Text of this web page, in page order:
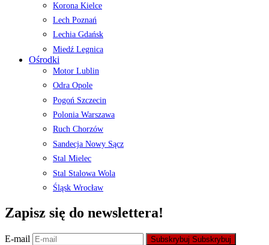
Korona Kielce
Lech Poznań
Lechia Gdańsk
Miedź Legnica
Ośrodki
Motor Lublin
Odra Opole
Pogoń Szczecin
Polonia Warszawa
Ruch Chorzów
Sandecja Nowy Sącz
Stal Mielec
Stal Stalowa Wola
Śląsk Wrocław
Zapisz się do newslettera!
E-mail Subskrybuj Subskrybuj